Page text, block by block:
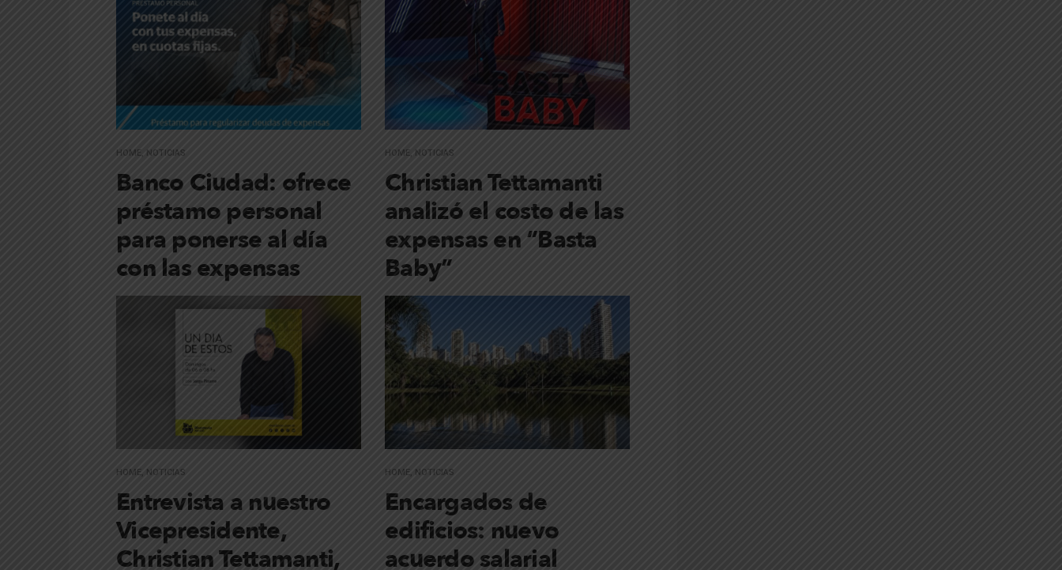
HOME NOTICIAS
Banco Ciudad: ofrece
préstamo personal
para ponerse al día
con las expensas
HOME NOTICIAS
Christian Tettamanti
analizó el costo de las
expensas en “Basta
Baby”
HOME NOTICIAS
Entrevista a nuestro
Vicepresidente,
Christian Tettamanti,
HOME NOTICIAS
Encargados de
edificios: nuevo
acuerdo salarial